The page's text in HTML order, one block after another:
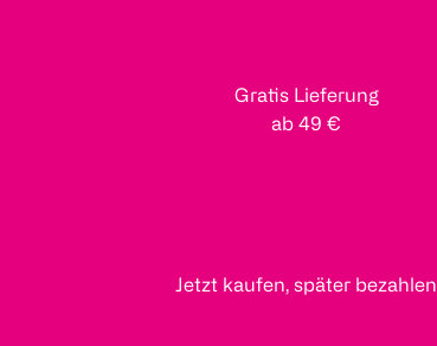
Gratis Lieferung
ab 49 €
Jetzt kaufen, später bezahlen